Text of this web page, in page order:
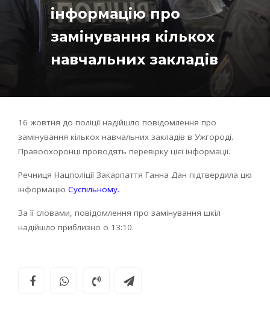
інформацію про
замінування кількох
навчальних закладів
16 жовтня до поліції надійшло повідомлення про
замінування кількох навчальних закладів в Ужгороді.
Правоохоронці проводять перевірку цієї інформації.
Речниця Нацполіції Закарпаття Ганна Дан підтвердила цю
інформацію Суспільному.
За її словами, повідомлення про замінування шкіл
надійшло приблизно о 13:10.